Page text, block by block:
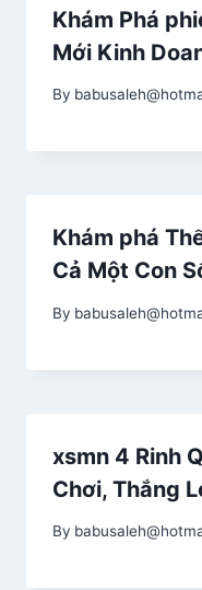
Khám Phá
Mới Kinh
By
Khám phá
Cả Một Con
By
xsmn 4 Rinh
Chơi, Thắng
By